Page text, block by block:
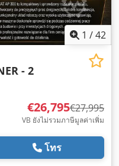
1 /42
- 2
€26,795€27,995
VB ยังไม่รวมภาษีมูลค่าเพิ่ม
โทร